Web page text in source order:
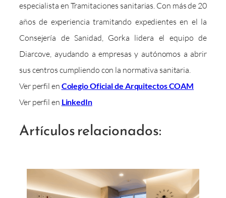
especialista en Tramitaciones sanitarias. Con más de 20
años de experiencia tramitando expedientes en el la
Consejería de Sanidad, Gorka lidera el equipo de
Diarcove, ayudando a empresas y autónomos a abrir
sus centros cumpliendo con la normativa sanitaria.
Ver perfil en Colegio Oficial de Arquitectos COAM
Ver perfil en LinkedIn
Artículos relacionados: